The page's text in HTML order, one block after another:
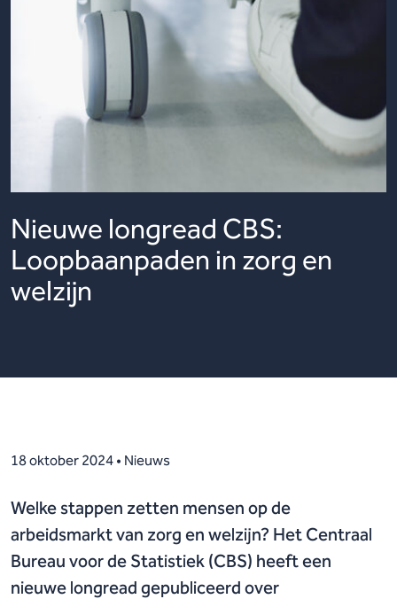
Nieuwe longread CBS:
Loopbaanpaden in zorg en
welzijn
18 oktober 2024 • Nieuws
Welke stappen zetten mensen op de
arbeidsmarkt van zorg en welzijn? Het Centraal
Bureau voor de Statistiek (CBS) heeft een
nieuwe longread gepubliceerd over